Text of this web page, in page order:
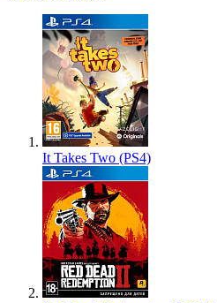
It Takes Two (PS4)